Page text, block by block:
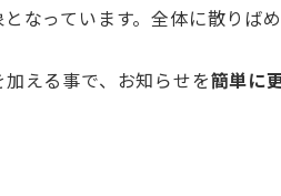
なっています。全体に散り
える事で、お知らせを簡単に